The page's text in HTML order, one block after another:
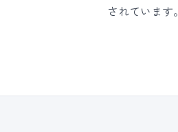
されています。